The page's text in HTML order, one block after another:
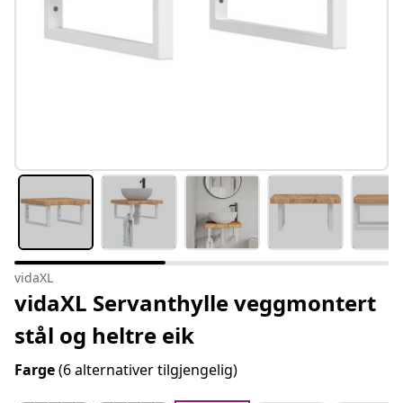
vidaXL
vidaXL Servanthylle veggmontert
stål og heltre eik
Farge(6 alternativer tilgjengelig)